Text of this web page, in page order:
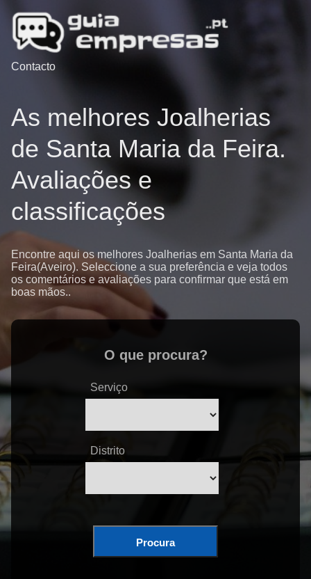
Contacto
As melhores Joalherias
de Santa Maria da Feira.
Avaliações e
classificações
Encontre aqui os melhores Joalherias em Santa Maria da
Feira(Aveiro). Seleccione a sua preferência e veja todos
os comentários e avaliações para confirmar que está em
boas mãos..
O que procura?
Serviço
Distrito
Procura